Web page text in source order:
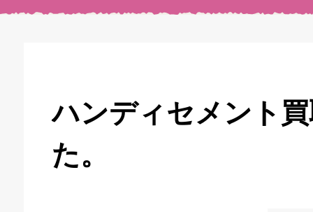
ハンディセメント
た。